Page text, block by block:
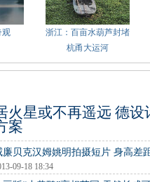
观
浙江：百亩水葫芦封堵
杭甬大运河
火星或不再遥远 德设
案
廉贝克汉姆姚明拍摄短片 身高差
09-18 18:34